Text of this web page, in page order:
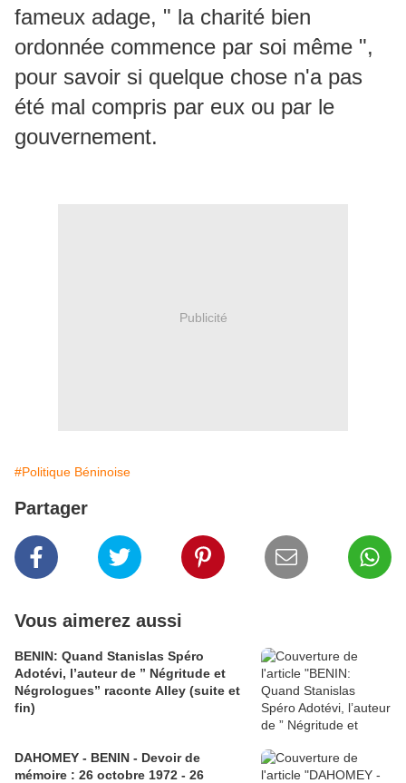
fameux adage, " la charité bien
ordonnée commence par soi même ",
pour savoir si quelque chose n'a pas
été mal compris par eux ou par le
gouvernement.
Publicité
#Politique Béninoise
Partager
Vous aimerez aussi
BENIN: Quand Stanislas Spéro
Adotévi, l’auteur de ” Négritude et
Négrologues” raconte Alley (suite et
fin)
DAHOMEY - BENIN - Devoir de
mémoire : 26 octobre 1972 - 26